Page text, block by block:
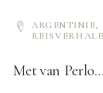
Met van
ARGENTINIE,